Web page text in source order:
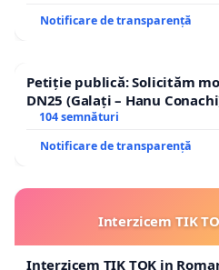
Notificare de transparență
Petiție publică: Solicităm
DN25 (Galați – Hanu
traseului în afara
104 semnături
Notificare de transparență
Interzicem TIK
Interzicem TIK TOK in